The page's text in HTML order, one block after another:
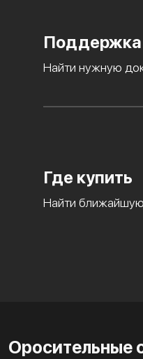
Поддержка
Найти нужную
Где купить
Найти
Оросительные